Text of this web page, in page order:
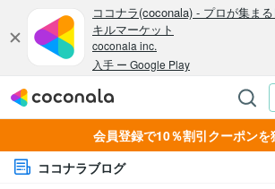
会員登録で10％割引クーポンを
ココナラブログ